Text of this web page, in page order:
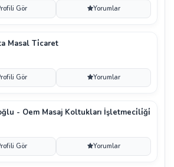
Gör Yorumlar
Masal Ti̇caret
Gör Yorumlar
- Oem Masaj Koltukları İşletmeci̇li̇ği̇
Gör Yorumlar